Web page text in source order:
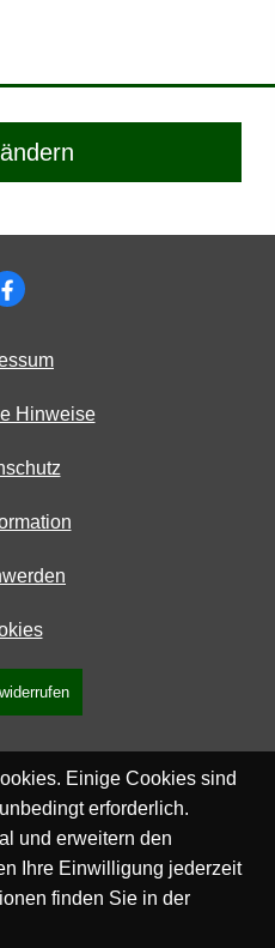
Hinweise
Einige Cookies sind
erforderlich.
und erweitern den
Ihre Einwilligung jederzeit
finden Sie in der